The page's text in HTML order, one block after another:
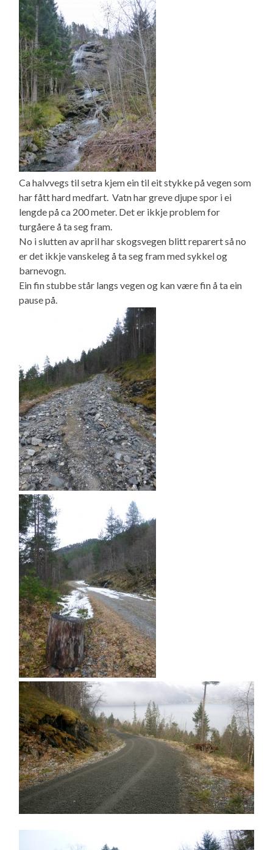
Ca halvvegs til setra kjem ein til eit stykke på vegen som
har fått hard medfart. Vatn har greve djupe spor i ei
lengde på ca 200 meter. Det er ikkje problem for
turgåere å ta seg fram.
No i slutten av april har skogsvegen blitt reparert så no
er det ikkje vanskeleg å ta seg fram med sykkel og
barnevogn.
Ein fin stubbe står langs vegen og kan være fin å ta ein
pause på.